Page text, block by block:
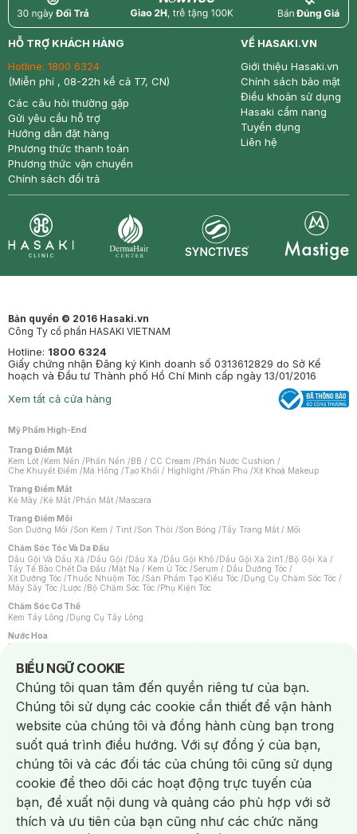
return nowfree price
HỖ TRỢ KHÁCH HÀNG
Hotline: 1800 6324
(Miễn phí , 08-22h kể cả T7, CN)
Các câu hỏi thường gặp
Gửi yêu cầu hỗ trợ
Hướng dẫn đặt hàng
Phương thức thanh toán
Phương thức vận chuyển
Chính sách đổi trả
VỀ HASAKI.VN
Giới thiệu Hasaki.vn
Chính sách bảo mật
Điều khoản sử dụng
Hasaki cẩm nang
Tuyển dụng
Liên hệ
Bản quyền © 2016 Hasaki.vn
Công Ty cổ phần HASAKI VIETNAM
Hotline: 1800 6324
Giấy chứng nhận Đăng ký Kinh doanh số 0313612829 do Sở Kế
hoạch và Đầu tư Thành phố Hồ Chí Minh cấp ngày 13/01/2016
Xem tất cả cửa hàng
Mỹ Phẩm High-End
Trang Điểm Mặt
Kem Lót /Kem Nền /Phấn Nền /BB / CC Cream /Phấn Nước Cushion /
Che Khuyết Điểm /Má Hồng /Tạo Khối / Highlight /Phấn Phủ /Xịt Khoá Makeup
Trang Điểm Mắt
Kẻ Mày /Kẻ Mắt /Phấn Mắt /Mascara
Trang Điểm Môi
Son Dưỡng Môi /Son Kem / Tint /Son Thỏi /Son Bóng /Tẩy Trang Mắt / Môi
Chăm Sóc Tóc Và Da Đầu
Dầu Gội Và Dầu Xả /Dầu Gội /Dầu Xả /Dầu Gội Khô /Dầu Gội Xả 2in1 /Bộ Gội Xả /
Tẩy Tế Bào Chết Da Đầu /Mặt Nạ / Kem Ủ Tóc /Serum / Dầu Dưỡng Tóc /
Xịt Dưỡng Tóc /Thuốc Nhuộm Tóc /Sản Phẩm Tạo Kiểu Tóc /Dụng Cụ Chăm Sóc Tóc /
Máy Sấy Tóc /Lược /Bộ Chăm Sóc Tóc /Phụ Kiện Tóc
Chăm Sóc Cơ Thể
Kem Tẩy Lông /Dụng Cụ Tẩy Lông
Nước Hoa
Nước Hoa Nữ
Chăm Sóc Cá Nhân
Chống Muỗi /Khẩu Trang /Máy Massage/Mặt Nạ Xông Hơi /Nước Rửa Tay/
Sản Phẩm Chăm Sóc Khác /Bàn Chải Đánh Răng /Bàn Chải Điện/
Hỗ Trợ Trắng Răng/Kem Đánh Răng /Máy Tăm Nước/ Nước Súc Miệng/
Tăm / Chỉ Nha Khoa/ Xịt Thơm Miệng / Dung Dịch Vệ Sinh/Dưỡng Vùng Kín/
Khăn Ướt Vệ Sinh Vùng Kín/Băng Vệ Sinh/Tampon/Bọt Cạo Râu /Dao Cạo Râu/
Máy Cạo Râu
Vấn Đề Về Da
Da Dầu / Lỗ Chân Lông To/ Da Khô / Mất Nước/ Da Lão Hóa/ Da Mụn/
Da Nhạy Cảm / Kích Ứng
Da Xỉn Màu Thâm / Nám / Tàn Nhang
Quầng Thâm & Bọng Mắt /Sẹo /Viêm Da Cơ Địa
Dụng Cụ / Phụ Kiện Chăm Sóc Da
Bông Tẩy Trang
Khăn Lau Mặt Khô Dụng Cụ / Máy Rửa Mặt Máy Chăm Sóc Da
Dụng Cụ Chăm Sóc Khác
BIỂU NGỮ COOKIE
Notice about cookies usage
Chúng tôi quan tâm đến quyền riêng tư của bạn.
Chúng tôi sử dụng các cookie cần thiết để vận hành
website của chúng tôi và đồng hành cùng bạn trong
suốt quá trình điều hướng. Với sự đồng ý của bạn,
chúng tôi và các đối tác của chúng tôi cũng sử dụng
cookie để theo dõi các hoạt động trực tuyến của
bạn, đề xuất nội dung và quảng cáo phù hợp với sở
thích và ưu tiên của bạn cũng như các chức năng